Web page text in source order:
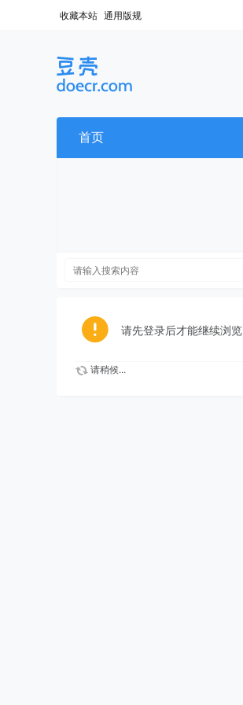
收藏本站 通用版规
首页
请先登录后才能继续浏览
请稍候...